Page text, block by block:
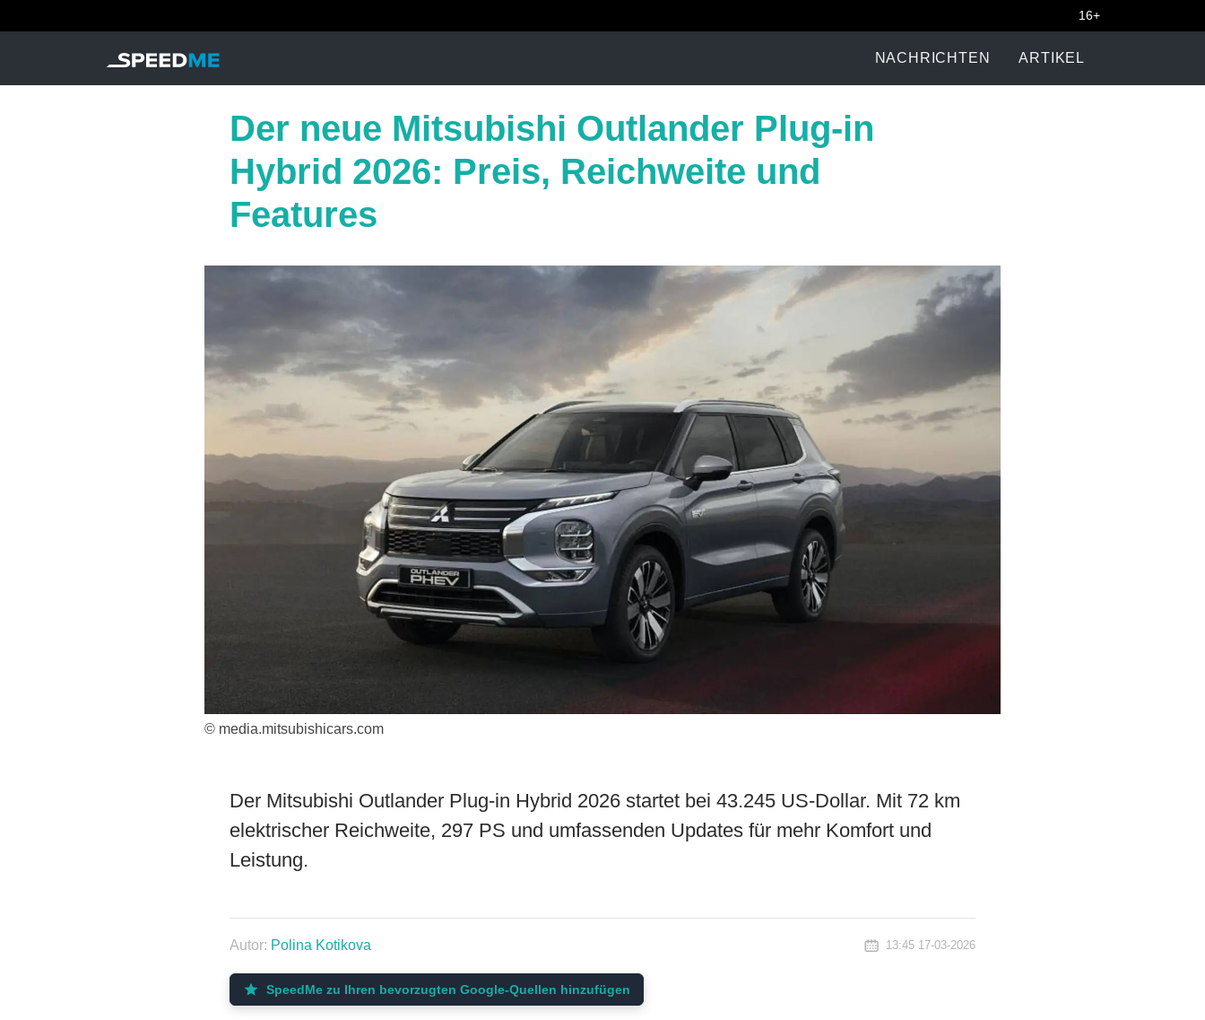
16+
NACHRICHTEN ARTIKEL
Der neue Mitsubishi Outlander Plug-in
Hybrid 2026: Preis, Reichweite und
Features
© media.mitsubishicars.com
Der Mitsubishi Outlander Plug-in Hybrid 2026 startet bei 43.245 US-Dollar. Mit 72 km
elektrischer Reichweite, 297 PS und umfassenden Updates für mehr Komfort und
Leistung.
Autor: Polina Kotikova 13:45 17-03-2026
SpeedMe zu Ihren bevorzugten Google-Quellen hinzufügen